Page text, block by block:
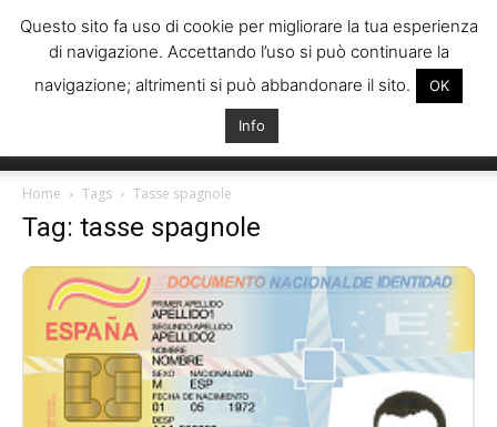
Italiani
Home Tags Tasse spagnole
Tag: tasse spagnole
Questo sito fa uso di cookie per migliorare la tua esperienza
di navigazione. Accettando l’uso si può continuare la
navigazione; altrimenti si può abbandonare il sito.
OK
Info